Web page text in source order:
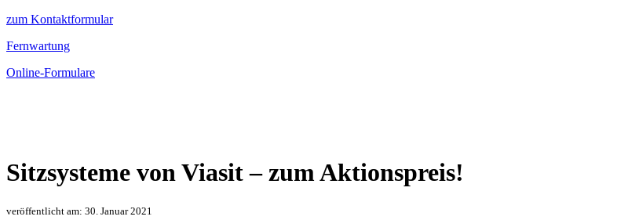
zum Kontaktformular
Fernwartung
Online-Formulare
Sitzsysteme von Viasit – zum Aktionspreis!
veröffentlicht am: 30. Januar 2021